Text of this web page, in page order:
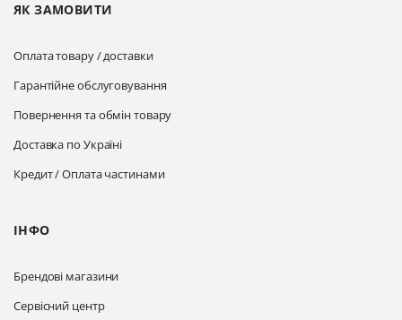
ЯК ЗАМОВИТИ
Оплата товару / доставки
Гарантійне обслуговування
Повернення та обмін товару
Доставка по Україні
Кредит / Оплата частинами
ІНФО
Брендові магазини
Сервісний центр